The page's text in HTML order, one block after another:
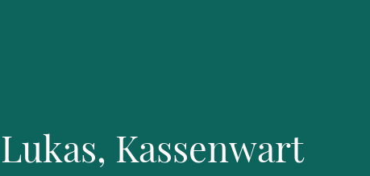
Lukas, Kassenwart